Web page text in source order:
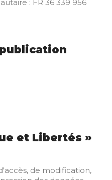
: FR 36 339 956
et Libertés »
de modification,